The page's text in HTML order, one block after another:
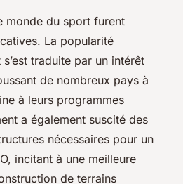
monde du sport furent
La popularité
traduite par un intérêt
de nombreux pays à
à leurs programmes
a également suscité des
nécessaires pour un
incitant à une meilleure
de terrains